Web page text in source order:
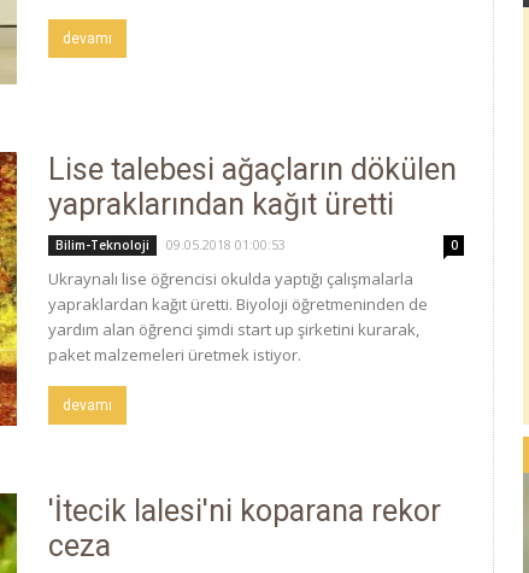
devamı
Lise talebesi ağaçların dökülen
yapraklarından kağıt üretti
Bilim-Teknoloji 09.05.2018 01:00:53 0
Ukraynalı lise öğrencisi okulda yaptığı çalışmalarla
yapraklardan kağıt üretti. Biyoloji öğretmeninden de
yardım alan öğrenci şimdi start up şirketini kurarak,
paket malzemeleri üretmek istiyor.
devamı
'İtecik lalesi'ni koparana rekor
ceza